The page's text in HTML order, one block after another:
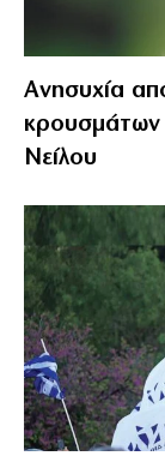
Ανησυχία
κρουσμάτων
Νείλου